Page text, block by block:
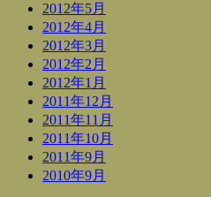
2012年5月
2012年4月
2012年3月
2012年2月
2012年1月
2011年12月
2011年11月
2011年10月
2011年9月
2010年9月